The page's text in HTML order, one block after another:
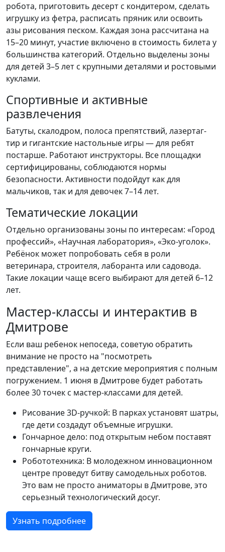
робота, приготовить десерт с кондитером, сделать
игрушку из фетра, расписать пряник или освоить
азы рисования песком. Каждая зона рассчитана на
15–20 минут, участие включено в стоимость билета у
большинства категорий. Отдельно выделены зоны
для детей 3–5 лет с крупными деталями и ростовыми
куклами.
Спортивные и активные
развлечения
Батуты, скалодром, полоса препятствий, лазертаг-
тир и гигантские настольные игры — для ребят
постарше. Работают инструкторы. Все площадки
сертифицированы, соблюдаются нормы
безопасности. Активности подойдут как для
мальчиков, так и для девочек 7–14 лет.
Тематические локации
Отдельно организованы зоны по интересам: «Город
профессий», «Научная лаборатория», «Эко-уголок».
Ребёнок может попробовать себя в роли
ветеринара, строителя, лаборанта или садовода.
Такие локации чаще всего выбирают для детей 6–12
лет.
Мастер-классы и интерактив в
Дмитрове
Если ваш ребенок непоседа, советую обратить
внимание не просто на "посмотреть
представление", а на детские мероприятия с полным
погружением. 1 июня в Дмитрове будет работать
более 30 точек с мастер-классами для детей.
Рисование 3D-ручкой: В парках установят шатры,
где дети создадут объемные игрушки.
Гончарное дело: под открытым небом поставят
гончарные круги.
Робототехника: В молодежном инновационном
центре проведут битву самодельных роботов.
Это вам не просто аниматоры в Дмитрове, это
серьезный технологический досуг.
Узнать подробнее